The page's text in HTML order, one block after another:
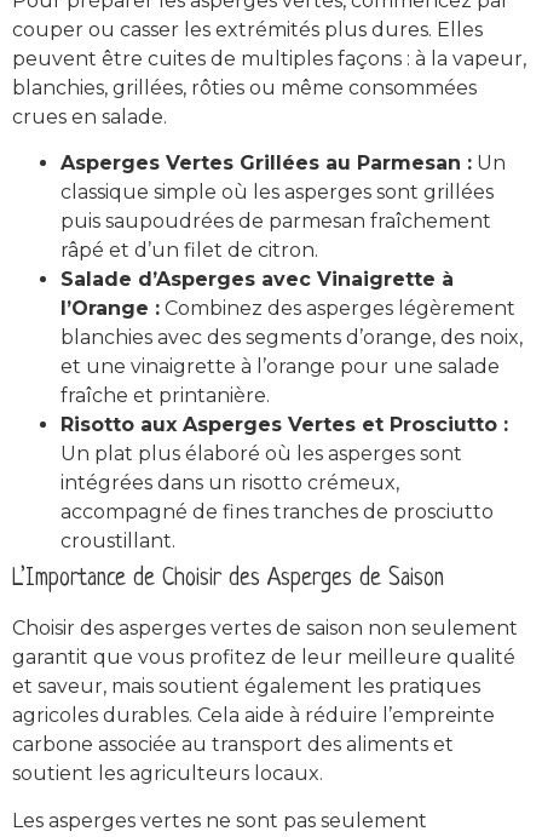
couper ou casser les extrémités plus dures. Elles
peuvent être cuites de multiples façons : à la vapeur,
blanchies, grillées, rôties ou même consommées
crues en salade.
Asperges Vertes Grillées au Parmesan : Un
classique simple où les asperges sont grillées
puis saupoudrées de parmesan fraîchement
râpé et d’un filet de citron.
Salade d’Asperges avec Vinaigrette à
l’Orange : Combinez des asperges légèrement
blanchies avec des segments d’orange, des noix,
et une vinaigrette à l’orange pour une salade
fraîche et printanière.
Risotto aux Asperges Vertes et Prosciutto :
Un plat plus élaboré où les asperges sont
intégrées dans un risotto crémeux,
accompagné de fines tranches de prosciutto
croustillant.
L’Importance de Choisir des Asperges de Saison
Choisir des asperges vertes de saison non seulement
garantit que vous profitez de leur meilleure qualité
et saveur, mais soutient également les pratiques
agricoles durables. Cela aide à réduire l’empreinte
carbone associée au transport des aliments et
soutient les agriculteurs locaux.
Les asperges vertes ne sont pas seulement